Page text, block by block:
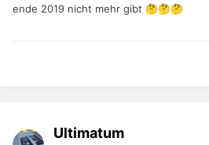
ende 2019 nicht mehr gibt 🤔🤔🤔
Ultimatum